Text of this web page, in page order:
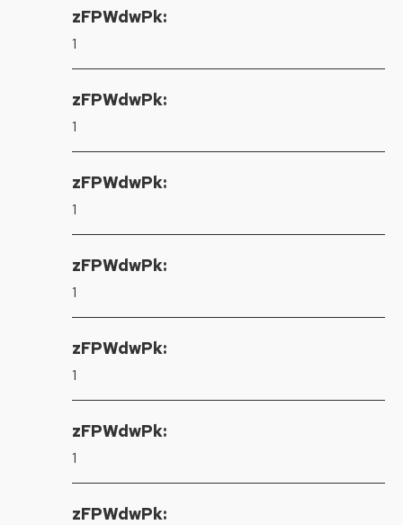
zFPWdwPk:
1
zFPWdwPk:
1
zFPWdwPk:
1
zFPWdwPk:
1
zFPWdwPk:
1
zFPWdwPk:
1
zFPWdwPk: